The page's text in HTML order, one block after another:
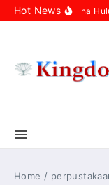
Skip to content
Hot NewsPertamina
Home /